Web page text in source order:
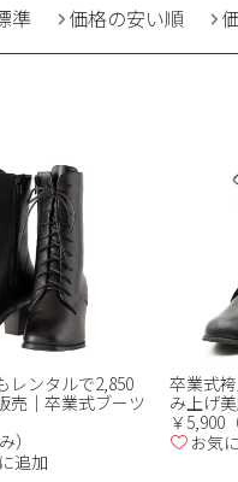
準 価格の安い順
レンタルで2,850
売｜卒業式ブーツ
）
追加
卒業式
み上げ
￥5,900
お気